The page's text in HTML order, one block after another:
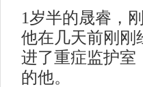
1岁半的晟睿，
他在几天前刚刚
进了重症监护室
的他。